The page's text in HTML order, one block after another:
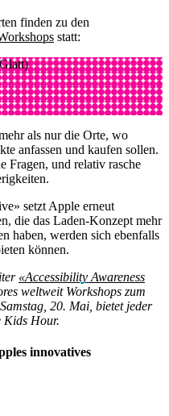
finden zu den
statt:
als nur die Orte, wo
anfassen und kaufen sollen.
Fragen, und relativ rasche
setzt Apple erneut
die das Laden-Konzept mehr
haben, werden sich ebenfalls
können.
«Accessibility Awareness
weltweit Workshops zum
20. Mai, bietet jeder
Kids Hour.
innovatives